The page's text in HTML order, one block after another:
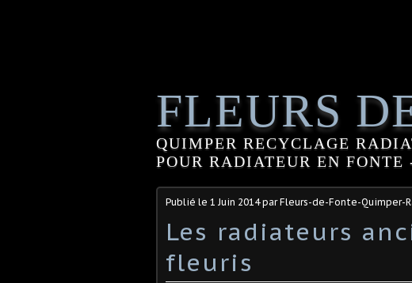
FLEURS
QUIMPER RECYCLAGE
POUR RADIATEUR EN
Publié le 1 Juin 2014par Fleurs-de-Fonte-Quimper-
Les radiateurs
fleuris